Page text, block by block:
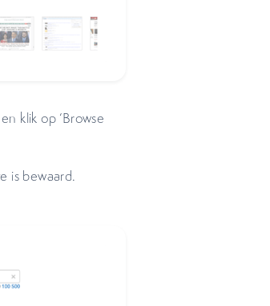
klik op ‘Browse
is bewaard.